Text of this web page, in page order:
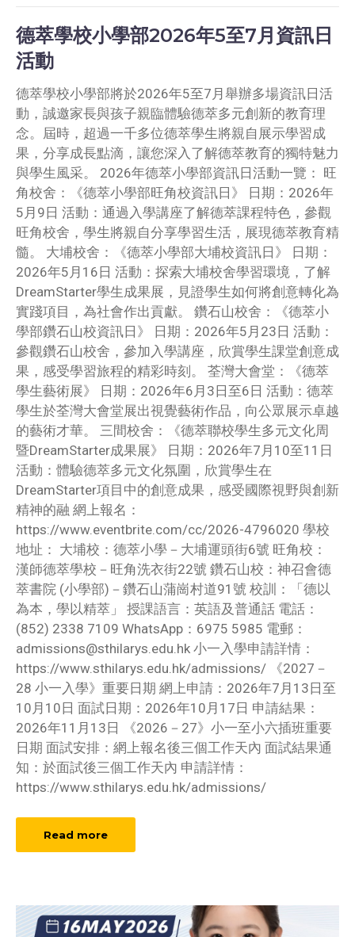
德萃學校小學部2026年5至7月資訊日
活動
德萃學校小學部將於2026年5至7月舉辦多場資訊日活
動，誠邀家長與孩子親臨體驗德萃多元創新的教育理
念。屆時，超過一千多位德萃學生將親自展示學習成
果，分享成長點滴，讓您深入了解德萃教育的獨特魅力
與學生風采。 2026年德萃小學部資訊日活動一覽： 旺
角校舍：《德萃小學部旺角校資訊日》 日期：2026年
5月9日 活動：通過入學講座了解德萃課程特色，參觀
旺角校舍，學生將親自分享學習生活，展現德萃教育精
髓。 大埔校舍：《德萃小學部大埔校資訊日》 日期：
2026年5月16日 活動：探索大埔校舍學習環境，了解
DreamStarter學生成果展，見證學生如何將創意轉化為
實踐項目，為社會作出貢獻。 鑽石山校舍：《德萃小
學部鑽石山校資訊日》 日期：2026年5月23日 活動：
參觀鑽石山校舍，參加入學講座，欣賞學生課堂創意成
果，感受學習旅程的精彩時刻。 荃灣大會堂：《德萃
學生藝術展》 日期：2026年6月3日至6日 活動：德萃
學生於荃灣大會堂展出視覺藝術作品，向公眾展示卓越
的藝術才華。 三間校舍：《德萃聯校學生多元文化周
暨DreamStarter成果展》 日期：2026年7月10至11日
活動：體驗德萃多元文化氛圍，欣賞學生在
DreamStarter項目中的創意成果，感受國際視野與創新
精神的融 網上報名：
https://www.eventbrite.com/cc/2026-4796020 學校
地址： 大埔校：德萃小學－大埔運頭街6號 旺角校：
漢師德萃學校－旺角洗衣街22號 鑽石山校：神召會德
萃書院 (小學部)－鑽石山蒲崗村道91號 校訓：「德以
為本，學以精萃」 授課語言：英語及普通話 電話：
(852) 2338 7109 WhatsApp：6975 5985 電郵：
admissions@sthilarys.edu.hk 小一入學申請詳情：
https://www.sthilarys.edu.hk/admissions/ 《2027－
28 小一入學》重要日期 網上申請：2026年7月13日至
10月10日 面試日期：2026年10月17日 申請結果：
2026年11月13日 《2026－27》小一至小六插班重要
日期 面試安排：網上報名後三個工作天內 面試結果通
知：於面試後三個工作天內 申請詳情：
https://www.sthilarys.edu.hk/admissions/
Read more